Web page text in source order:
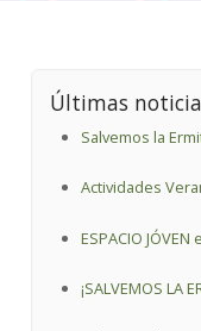
Últimas
Salvemos la
Actividades
ESPACIO
¡SALVEMOS LA